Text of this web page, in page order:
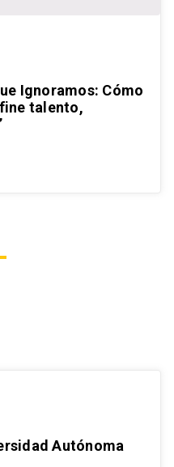
Ignoramos: Cómo
talento,
Autónoma